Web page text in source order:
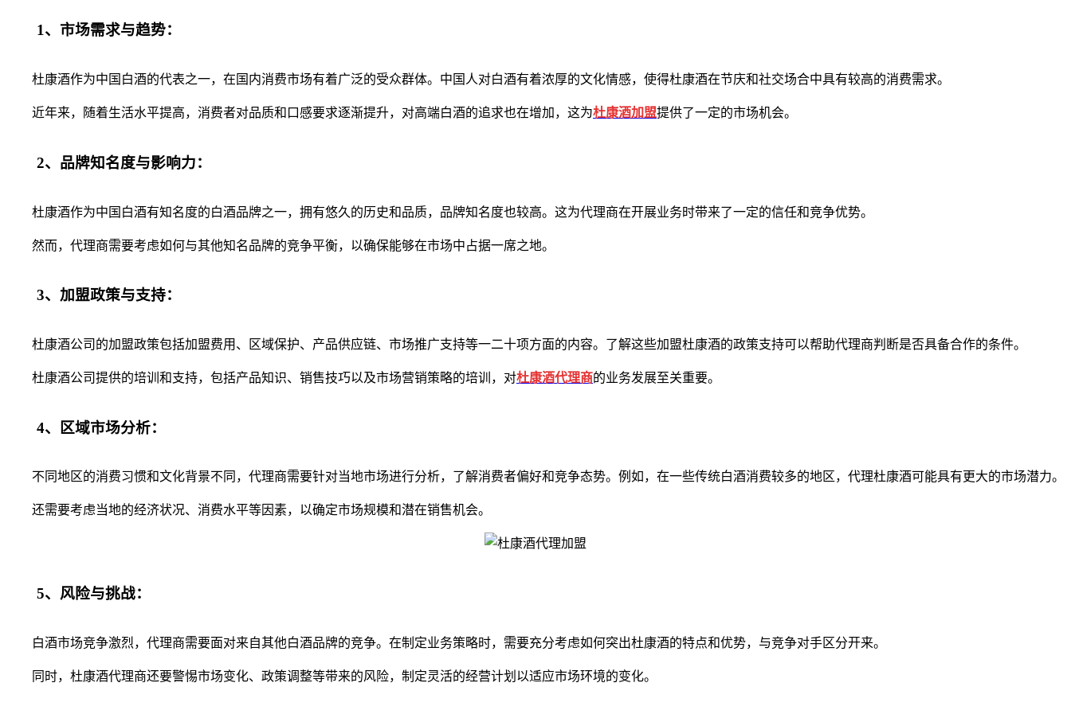
1、市场需求与趋势：
杜康酒作为中国白酒的代表之一，在国内消费市场有着广泛的受众群体。中国人对白酒有着浓厚的文化情感，使得杜康酒在节庆和社交场合中具有较高的消费需求。
近年来，随着生活水平提高，消费者对品质和口感要求逐渐提升，对高端白酒的追求也在增加，这为杜康酒加盟提供了一定的市场机会。
2、品牌知名度与影响力：
杜康酒作为中国白酒有知名度的白酒品牌之一，拥有悠久的历史和品质，品牌知名度也较高。这为代理商在开展业务时带来了一定的信任和竞争优势。
然而，代理商需要考虑如何与其他知名品牌的竞争平衡，以确保能够在市场中占据一席之地。
3、加盟政策与支持：
杜康酒公司的加盟政策包括加盟费用、区域保护、产品供应链、市场推广支持等一二十项方面的内容。了解这些加盟杜康酒的政策支持可以帮助代理商判断是否具备合作的条件。
杜康酒公司提供的培训和支持，包括产品知识、销售技巧以及市场营销策略的培训，对杜康酒代理商的业务发展至关重要。
4、区域市场分析：
不同地区的消费习惯和文化背景不同，代理商需要针对当地市场进行分析，了解消费者偏好和竞争态势。例如，在一些传统白酒消费较多的地区，代理杜康酒可能具有更大的市场潜力。
还需要考虑当地的经济状况、消费水平等因素，以确定市场规模和潜在销售机会。
5、风险与挑战：
白酒市场竞争激烈，代理商需要面对来自其他白酒品牌的竞争。在制定业务策略时，需要充分考虑如何突出杜康酒的特点和优势，与竞争对手区分开来。
同时，杜康酒代理商还要警惕市场变化、政策调整等带来的风险，制定灵活的经营计划以适应市场环境的变化。